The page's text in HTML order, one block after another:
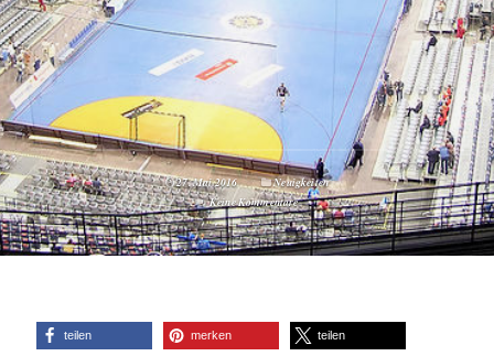
27. Mai 2016
Neuigkeiten
Keine Kommentare
teilen merken teilen